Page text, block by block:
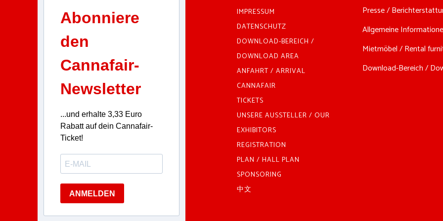
Abonniere
den
Cannafair-
Newsletter
...und erhalte 3,33 Euro
Rabatt auf dein Cannafair-
Ticket!
ANMELDEN
IMPRESSUM
DATENSCHUTZ
DOWNLOAD-BEREICH /
DOWNLOAD AREA
ANFAHRT / ARRIVAL
CANNAFAIR
TICKETS
UNSERE AUSSTELLER / OUR
EXHIBITORS
REGISTRATION
PLAN / HALL PLAN
SPONSORING
中文
Presse /
Allgemeine
Mietmöbel / Rental
Download-Bereich /